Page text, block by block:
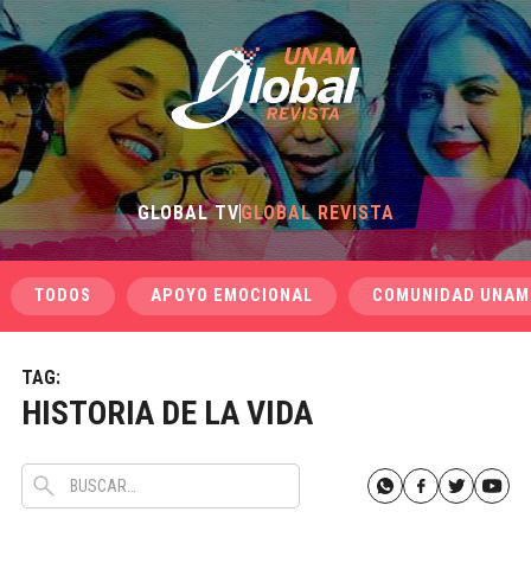
GLOBAL TVGLOBAL REVISTA
TODOS APOYO EMOCIONAL COMUNIDAD UNAM
TAG:
HISTORIA DE LA VIDA